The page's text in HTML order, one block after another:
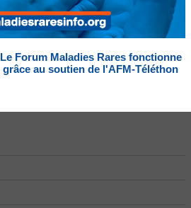
Le Forum Maladies Rares fonctionne
grâce au soutien de l'AFM-Téléthon